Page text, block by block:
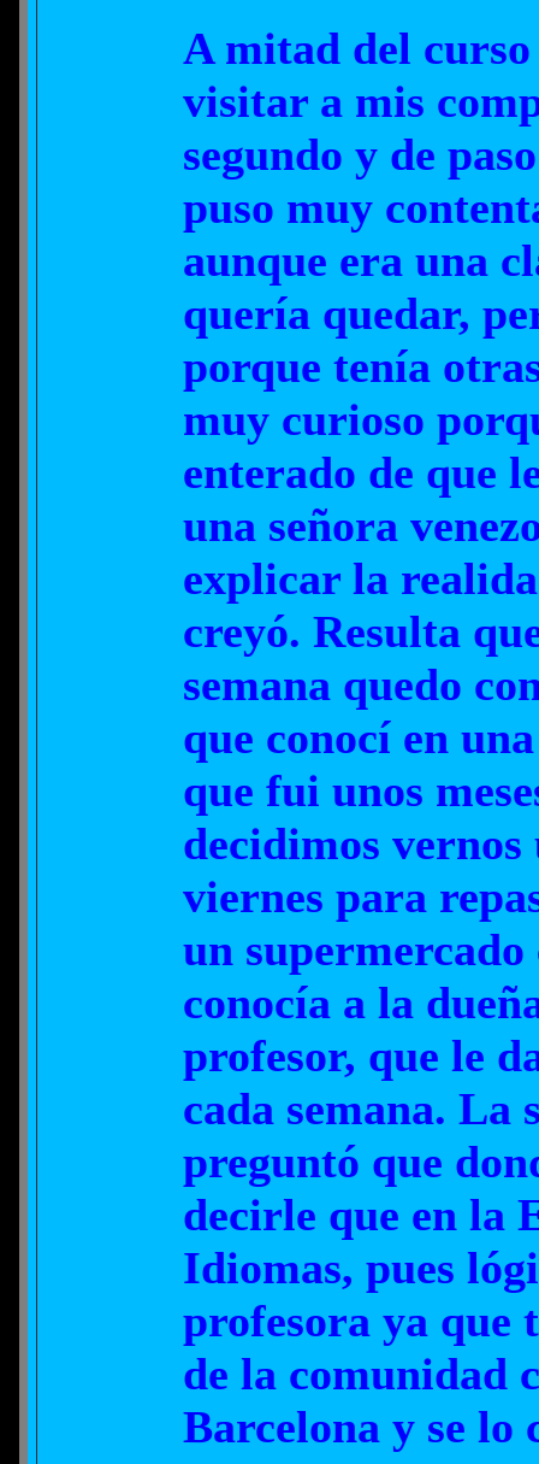
A mitad del
visitar a mis
segundo y de
puso muy
aunque era una
quería quedar,
porque tenía
muy curioso
enterado de que
una señora
explicar la
creyó. Resulta
semana quedo
que conocí en
que fui unos
decidimos
viernes para
un
conocía a la
profesor, que le
cada semana. La
preguntó que
decirle que en la
Idiomas, pues
profesora ya que
de la comunidad
Barcelona y se lo